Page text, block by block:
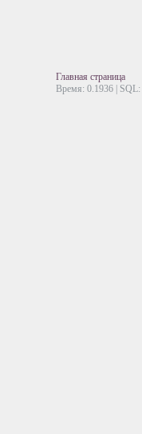
Главная страница
Время: 0.1936 |